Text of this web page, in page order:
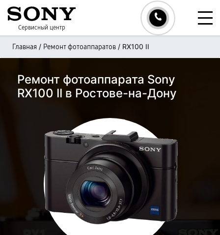
Сервисный центр
Главная / Ремонт фотоаппаратов / RX100 II
Ремонт фотоаппарата Sony
RX100 II в Ростове-на-Дону